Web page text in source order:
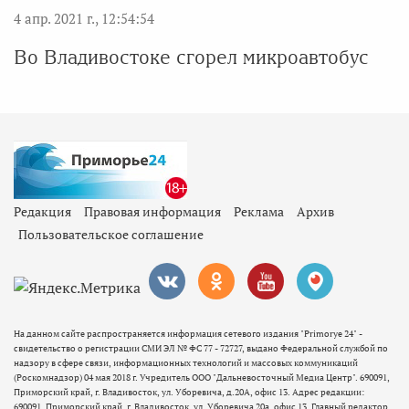
4 апр. 2021 г., 12:54:54
Во Владивостоке сгорел микроавтобус
Редакция Правовая информация Реклама
Архив
Пользовательское соглашение
На данном сайте распространяется информация сетевого издания "Primorye 24" -
свидетельство о регистрации СМИ ЭЛ № ФС 77 - 72727, выдано Федеральной службой по
надзору в сфере связи, информационных технологий и массовых коммуникаций
(Роскомнадзор) 04 мая 2018 г. Учредитель ООО "Дальневосточный Медиа Центр". 690091,
Приморский край, г. Владивосток, ул. Уборевича, д.20А, офис 13. Адрес редакции: